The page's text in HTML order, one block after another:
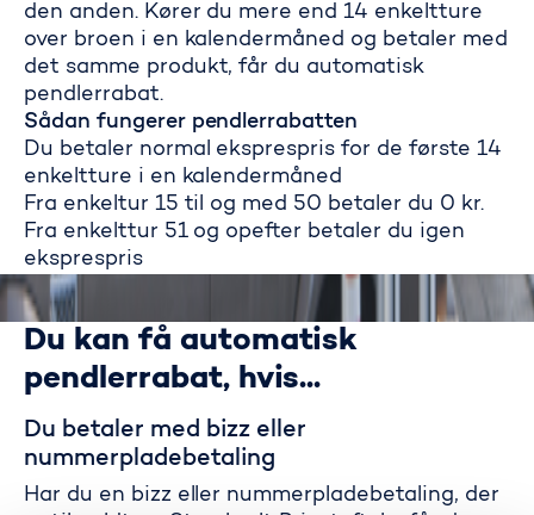
den anden. Kører du mere end 14 enkeltture
over broen i en kalendermåned og betaler med
det samme produkt, får du automatisk
pendlerrabat.
Sådan fungerer pendlerrabatten
Du betaler normal eksprespris for de første 14
enkeltture i en kalendermåned
Fra enkeltur 15 til og med 50 betaler du 0 kr.
Fra enkelttur 51 og opefter betaler du igen
eksprespris
Du kan få automatisk
pendlerrabat, hvis...
Du betaler med bizz eller
nummerpladebetaling
Har du en bizz eller nummerpladebetaling, der